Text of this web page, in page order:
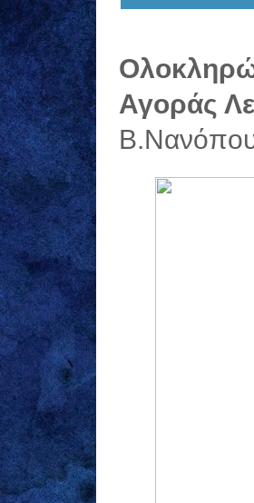
Αγοράς